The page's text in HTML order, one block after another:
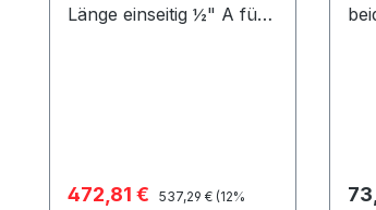
Länge einseitig ½" A für
Seite Überwurfmutter
Verkaufspreis:
472,81 € Regulärer Preis:
537,29 € (12%